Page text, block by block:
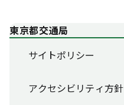
東京都交通局
サイトポリシー
アクセシビリティ方針